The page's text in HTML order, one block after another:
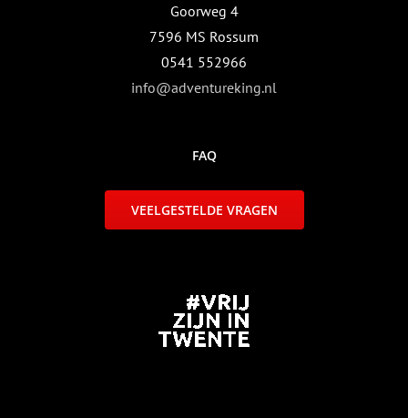
Goorweg 4
7596 MS Rossum
0541 552966
info@adventureking.nl
FAQ
VEELGESTELDE VRAGEN